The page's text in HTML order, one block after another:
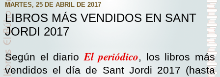
MARTES, 25 DE ABRIL DE 2017
LIBROS MÁS VENDIDOS EN SANT
JORDI 2017
Según el diarioEl periódico, los libros más
vendidos el día de Sant Jordi 2017 (hasta